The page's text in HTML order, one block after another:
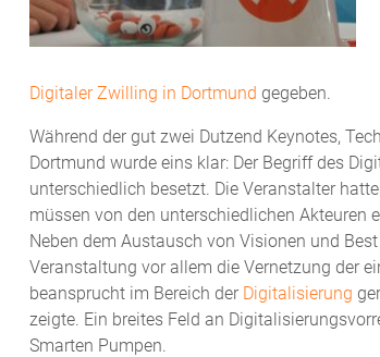
Digitaler Zwilling in Dortmund gegeben.
Während der gut zwei Dutzend Keynotes,
Dortmund wurde eins klar: Der Begriff des
unterschiedlich besetzt. Die Veranstalter
müssen von den unterschiedlichen Akteuren
Neben dem Austausch von Visionen und
Veranstaltung vor allem die Vernetzung der
beansprucht im Bereich der Digitalisierung
zeigte. Ein breites Feld an
Smarten Pumpen.